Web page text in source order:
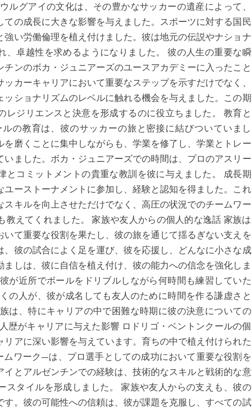
ルグアイの文化は、その豊かなサッカーの遺産によって、
ての成長に大きな影響を与えました。スポーツに対する国民
強い労働倫理を植え付けました。彼は地元の伝説やナショナ
、卓越性を求めるようになりました。 彼の人生の重要な瞬
チンのボカ・ジュニアーズのユースアカデミーに入ったこと
カーキャリアにおいて重要なステップを示すだけでなく、
ッショナリズムのレベルに触れる機会を与えました。この期
レジリエンスと決意を形成するのに役立ちました。 教育と
の教育は、彼のサッカーの旅と密接に結びついていまし
を磨くことに集中しながらも、学業を修了し、学業とトレー
いました。ボカ・ジュニアーズでの時間は、プロのアスリー
とコミットメントの貴重な教訓を彼に与えました。 成長期
ユーストーナメントに参加し、経験と認知を得ました。これ
スキルを向上させただけでなく、高圧の状況でのチームワー
教えてくれました。 家族や友人からの個人的な逸話 家族は
いて重要な役割を果たし、彼の旅を通じて揺るぎない支えを
、彼の試合によく足を運び、彼を応援し、どんなに小さな成
しは、彼に自信を植え付け、彼の能力への信念を強化しま
が近所でボールをドリブルしながら何時間も練習していた
の人が、彼が成名しても友人のために時間を作る謙虚さと
は、特にキャリアの中で困難な時期に彼の決意についての
歴がキャリアに与えた影響 ロドリゴ・ベントンクールの個
リアに深い影響を与えています。育ちの中で植え付けられた
ワーク—は、プロ選手としての成功において重要な役割を
イとアルゼンチンでの経験は、技術的なスキルと戦術的な意
スタイルを形成しました。 家族や友人からの支えも、彼の
す。彼の可能性への信頼は、彼が課題を克服し、すべての試